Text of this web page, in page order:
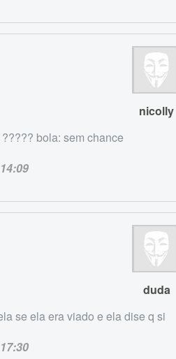
nicolly
bola: sem chance
14:09
duda
se ela era viado e ela dise q si
17:30